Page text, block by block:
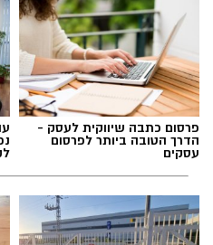
פרסום כתבה שיווקית לעסק -
הדרך הטובה ביותר לפרסום
עסקים